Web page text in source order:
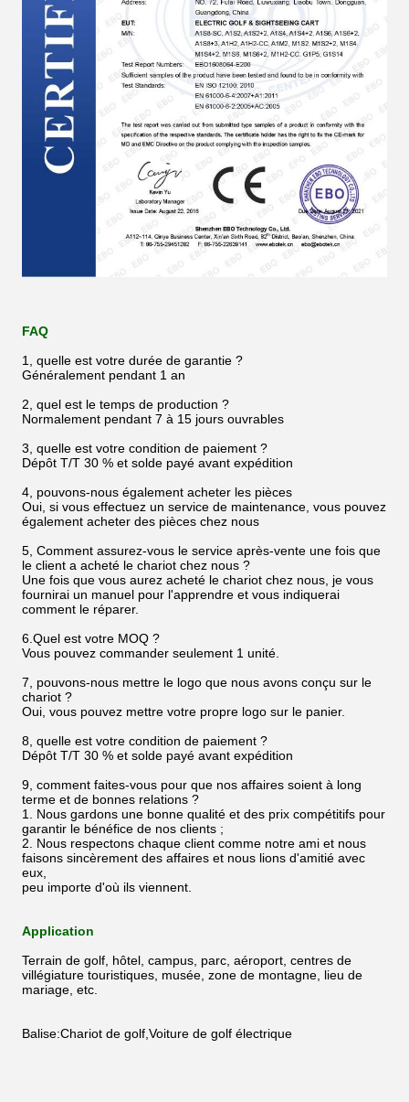
FAQ
1, quelle est votre durée de garantie ?
Généralement pendant 1 an
2, quel est le temps de production ?
Normalement pendant 7 à 15 jours ouvrables
3, quelle est votre condition de paiement ?
Dépôt T/T 30 % et solde payé avant expédition
4, pouvons-nous également acheter les pièces
Oui, si vous effectuez un service de maintenance, vous pouvez
également acheter des pièces chez nous
5, Comment assurez-vous le service après-vente une fois que
le client a acheté le chariot chez nous ?
Une fois que vous aurez acheté le chariot chez nous, je vous
fournirai un manuel pour l'apprendre et vous indiquerai
comment le réparer.
6.Quel est votre MOQ ?
Vous pouvez commander seulement 1 unité.
7, pouvons-nous mettre le logo que nous avons conçu sur le
chariot ?
Oui, vous pouvez mettre votre propre logo sur le panier.
8, quelle est votre condition de paiement ?
Dépôt T/T 30 % et solde payé avant expédition
9, comment faites-vous pour que nos affaires soient à long
terme et de bonnes relations ?
1. Nous gardons une bonne qualité et des prix compétitifs pour
garantir le bénéfice de nos clients ;
2. Nous respectons chaque client comme notre ami et nous
faisons sincèrement des affaires et nous lions d'amitié avec
eux,
peu importe d'où ils viennent.
Application
Terrain de golf, hôtel, campus, parc, aéroport, centres de
villégiature touristiques, musée, zone de montagne, lieu de
mariage, etc.
Balise:Chariot de golf,Voiture de golf électrique